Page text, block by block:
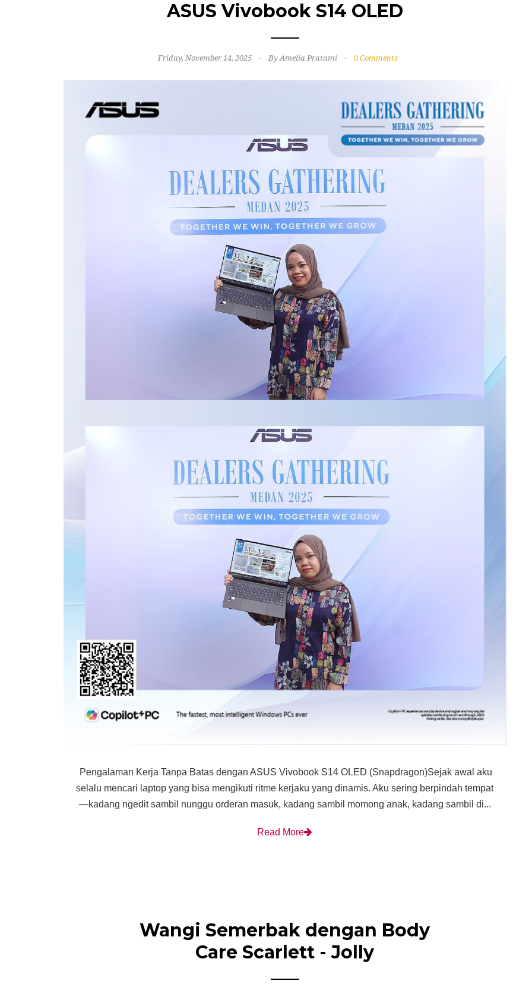
ASUS Vivobook S14 OLED
Friday, November 14, 2025 By Amelia Pratami 0 Comments
Pengalaman Kerja Tanpa Batas dengan ASUS Vivobook S14 OLED (Snapdragon)Sejak awal aku
selalu mencari laptop yang bisa mengikuti ritme kerjaku yang dinamis. Aku sering berpindah tempat
—kadang ngedit sambil nunggu orderan masuk, kadang sambil momong anak, kadang sambil di...
Read More
Wangi Semerbak dengan Body
Care Scarlett - Jolly